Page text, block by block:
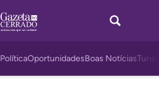
PolíticaOportunidadesBoas Notícias